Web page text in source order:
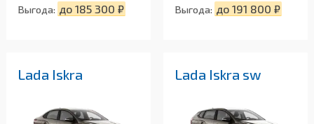
Выгода: до 185 300 ₽ Выгода: до 191 800 ₽
Lada Iskra Lada Iskra sw